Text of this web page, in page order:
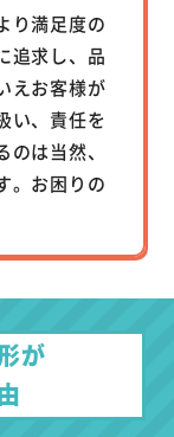
り満足度の
追求し、品
えお客様が
い、責任を
は当然、
。お困りの
が